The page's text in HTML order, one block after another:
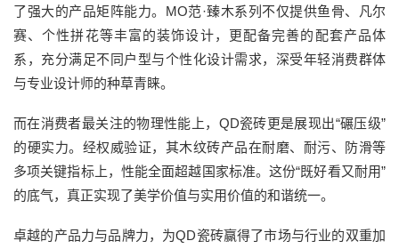
了强大的产品矩阵能力。MO范·臻木系列不仅提供鱼骨、凡尔
赛、个性拼花等丰富的装饰设计，更配备完善的配套产品体
系，充分满足不同户型与个性化设计需求，深受年轻消费群体
与专业设计师的种草青睐。
而在消费者最关注的物理性能上，QD瓷砖更是展现出“碾压级”
的硬实力。经权威验证，其木纹砖产品在耐磨、耐污、防滑等
多项关键指标上，性能全面超越国家标准。这份“既好看又耐用”
的底气，真正实现了美学价值与实用价值的和谐统一。
卓越的产品力与品牌力，为QD瓷砖赢得了市场与行业的双重加